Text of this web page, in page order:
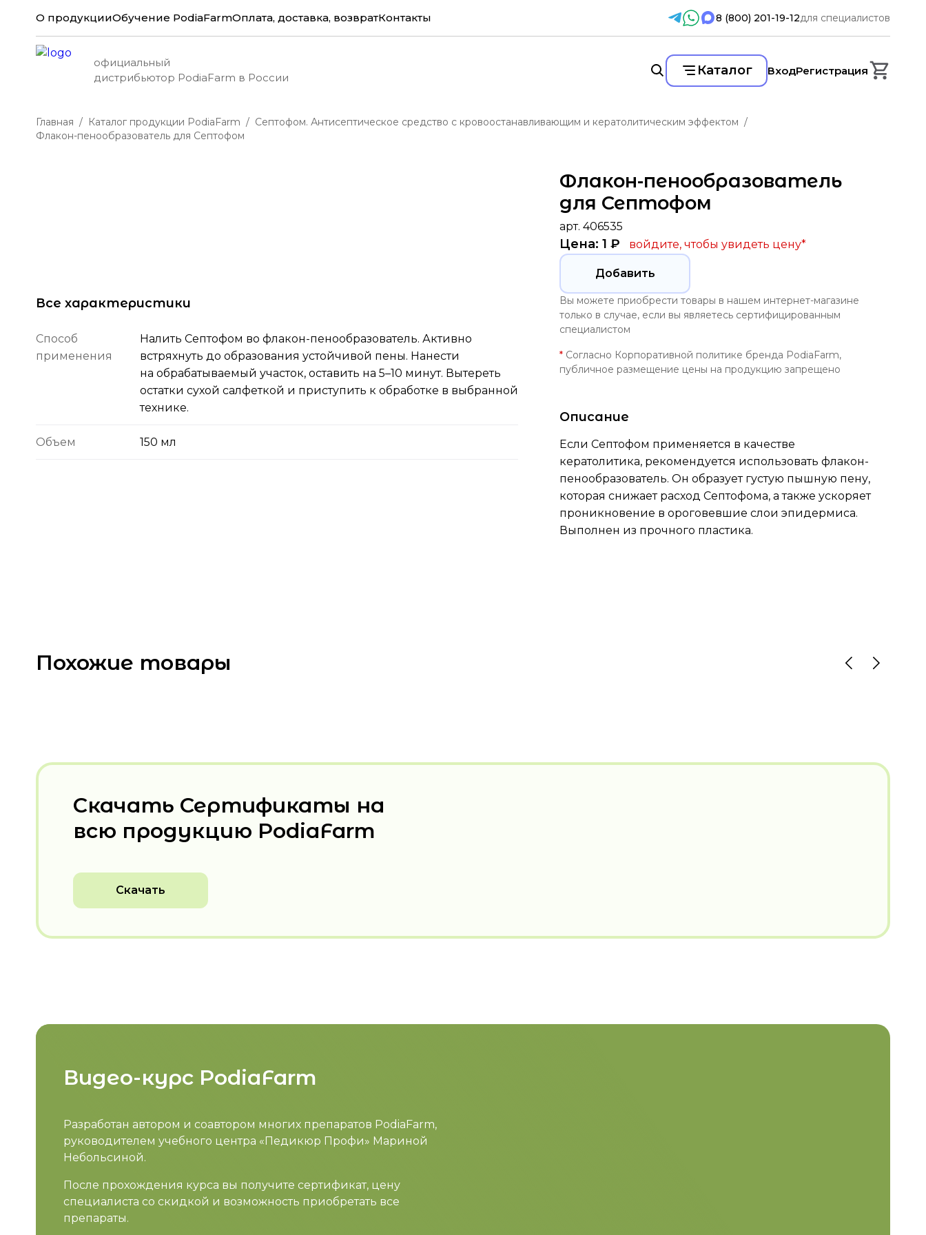
О продукцииОбучение PodiaFarmОплата, доставка, возвратКонтакты 8 (800) 201-19-12для специалистов
официальный
дистрибьютор PodiaFarm в России
Каталог ВходРегистрация
Главная Каталог продукции PodiaFarm
Септофом. Антисептическое средство с кровоостанавливающим и кератолитическим эффектом
Флакон-пенообразователь для Септофом
Флакон-пенообразователь
для Септофом
арт. 406535
Цена: 1 ₽ войдите, чтобы увидеть цену*
Добавить
Вы можете приобрести товары в нашем интернет-магазине
только в случае, если вы являетесь сертифицированным
специалистом
* Согласно Корпоративной политике бренда PodiaFarm,
публичное размещение цены на продукцию запрещено
Описание
Если Септофом применяется в качестве
кератолитика, рекомендуется использовать флакон-
пенообразователь. Он образует густую пышную пену,
которая снижает расход Септофома, а также ускоряет
проникновение в ороговевшие слои эпидермиса.
Выполнен из прочного пластика.
Все характеристики
Способ
применения
Налить Септофом во флакон-пенообразователь. Активно
встряхнуть до образования устойчивой пены. Нанести
на обрабатываемый участок, оставить на 5–10 минут. Вытереть
остатки сухой салфеткой и приступить к обработке в выбранной
технике.
Объем 150 мл
Похожие товары
Скачать Сертификаты на
всю продукцию PodiaFarm
Скачать
Видео-курс PodiaFarm
Разработан автором и соавтором многих препаратов PodiaFarm,
руководителем учебного центра «Педикюр Профи» Мариной
Небольсиной.
После прохождения курса вы получите сертификат, цену
специалиста со скидкой и возможность приобретать все
препараты.